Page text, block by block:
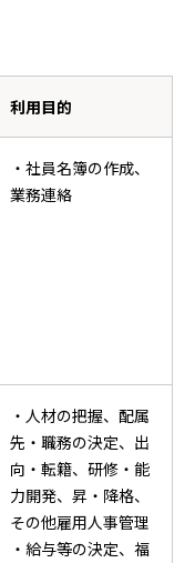
利用目的
・社員名簿の作成、
業務連絡
・人材の把握、配属
先・職務の決定、出
向・転籍、研修・能
力開発、昇・降格、
その他雇用人事管理
・給与等の決定、福